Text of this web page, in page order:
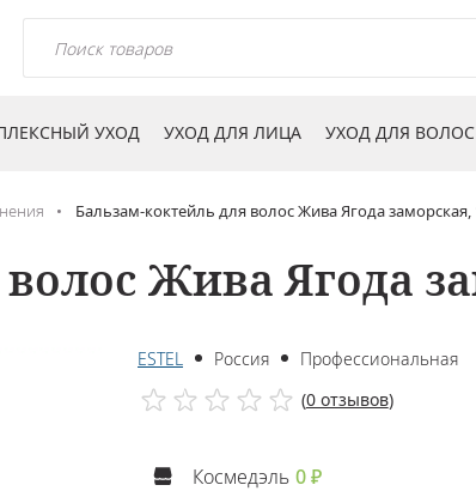
УХОД УХОД ДЛЯ ЛИЦА УХОД ДЛЯ ВОЛОС
Бальзам-коктейль для волос Жива Ягода заморская,
Жива Ягода
ESTEL Россия Профессиональная
(0 отзывов)
Космедэль 0 ₽